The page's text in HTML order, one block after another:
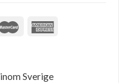
Sverige